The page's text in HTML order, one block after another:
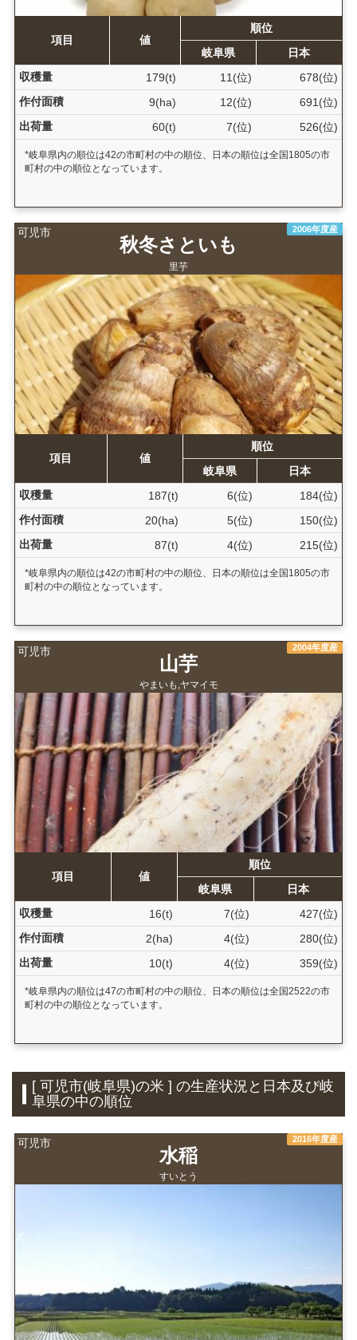
項目 値
順位
岐阜県
日本
収穫量
179(t) 11(位)
678(位)
作付面積
9(ha) 12(位)
691(位)
出荷量
60(t) 7(位) 526(位)
*岐阜県内の順位は42の市町村の中の順位、日本の順位は全国1805の市
町村の中の順位となっています。
可児市 2006年度産
秋冬さといも
里芋
項目 値
順位
岐阜県
日本
収穫量
187(t) 6(位)
184(位)
作付面積
20(ha) 5(位)
150(位)
出荷量
87(t) 4(位) 215(位)
*岐阜県内の順位は42の市町村の中の順位、日本の順位は全国1805の市
町村の中の順位となっています。
可児市 2004年度産
山芋
やまいも,ヤマイモ
項目 値
順位
岐阜県
日本
収穫量
16(t) 7(位)
427(位)
作付面積
2(ha) 4(位)
280(位)
出荷量
10(t) 4(位) 359(位)
*岐阜県内の順位は47の市町村の中の順位、日本の順位は全国2522の市
町村の中の順位となっています。
[ 可児市(岐阜県)の米 ] の生産状況と日本及び岐
阜県の中の順位
可児市 2016年度産
水稲
すいとう